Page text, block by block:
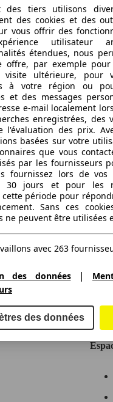
indications fournies.
en Europe
des tiers utilisons
des cookies et des
vous offrir des
utilisateur
étendues, nous
offre, par exemple pour
visite ultérieure, pour
à votre région ou
et des messages
e-mail localement
enregistrées, des
l'évaluation des prix.
basées sur votre
que vous
par les fournisseurs
fournissez lors de vos
30 jours et pour les
période pour
Sans ces
ne peuvent être utilisées
avec 263
des données|
des données